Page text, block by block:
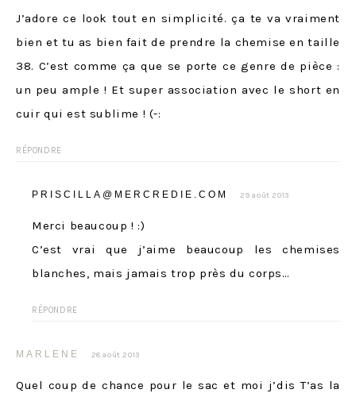
J’adore ce look tout en simplicité. ça te va vraiment
bien et tu as bien fait de prendre la chemise en taille
38. C’est comme ça que se porte ce genre de pièce :
un peu ample ! Et super association avec le short en
cuir qui est sublime ! (-:
RÉPONDRE
PRISCILLA@MERCREDIE.COM 29 août 2013
Merci beaucoup ! :)
C’est vrai que j’aime beaucoup les chemises
blanches, mais jamais trop près du corps…
RÉPONDRE
MARLENE 28 août 2013
Quel coup de chance pour le sac et moi j’dis T’as la